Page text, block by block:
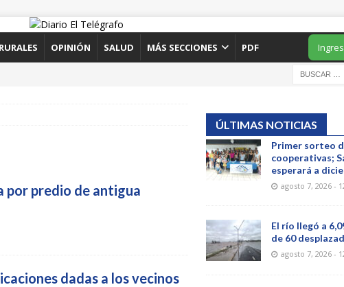
RURALES OPINIÓN SALUD MÁS SECCIONES PDF
por predio de antigua
dadas a los vecinos
ÚLTIMAS NOTICIAS
Primer sorteo
cooperativas;
esperará a
agosto 7, 2026 -
El río llegó a
de 60
agosto 7, 2026 -